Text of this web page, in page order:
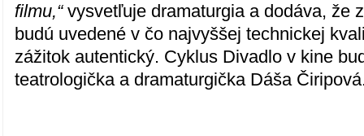
filmu,“vysvetľuje dramaturgia a dodáva, že
budú uvedené v čo najvyššej technickej
zážitok autentický. Cyklus Divadlo v kine
teatrologička a dramaturgička Dáša